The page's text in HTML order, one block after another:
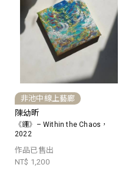
非池中線上藝廊
陳幼昕
《錋》– Within the Chaos，
2022
作品已售出
NT$ 1,200